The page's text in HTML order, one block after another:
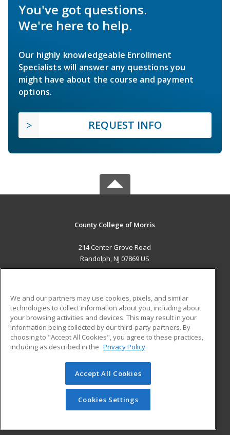
You've got questions.
We're here to help.
Our highly knowledgeable Enrollment
Specialists will answer any questions you
might have about the course and payment
options.
REQUEST INFO
County College of Morris
214 Center Grove Road
Randolph, NJ 07869 US
ADDITIONAL RESOURCES
Military
Financial Assistance
Help
Student Blog
© 2026 ed2go, a division of Cengage Learning. All rights
reserved. The material on this site cannot be reproduced or
redistributed unless you have obtained prior written
permission from Cengage Learning.Privacy Policy
We and our partners may use cookies, pixels, and similar
technologies to collect information about you, including about
your browsing activities and devices. This may result in your
information being collected by our third-party partners. By
choosing to "Accept All Cookies", you agree to these practices,
including as described in the Privacy Policy
Accept All Cookies
Cookies Settings